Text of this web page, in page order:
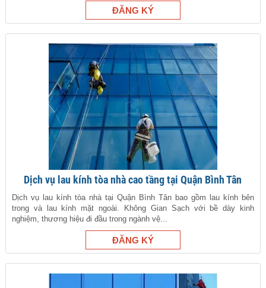
Dịch vụ lau kính tòa nhà cao tầng tại Quận Bình Tân
Dịch vụ lau kính tòa nhà tại Quận Bình Tân bao gồm lau kính bên
trong và lau kính mặt ngoài. Không Gian Sạch với bề dày kinh
nghiệm, thương hiệu đi đầu trong ngành vệ...